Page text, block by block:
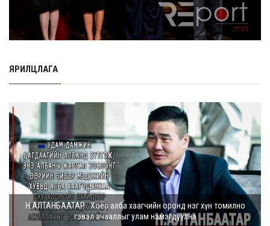
ЯРИЛЦЛАГА
Н.АЛТАНБААТАР : Хоёр алба хаагчийн оронд нэг хүн томилно
гэвэл ачааллыг улам нэмэгдүүлнэ